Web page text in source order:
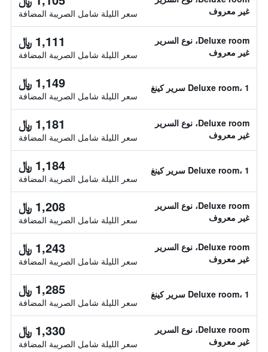
غير معروف
سعر الليلة شامل الصريبة المضافة
Deluxe room، نوع السرير
غير معروف
1,111 ﷼
سعر الليلة شامل الصريبة المضافة
Deluxe room، 1 سرير كينغ 1,149 ﷼
سعر الليلة شامل الصريبة المضافة
Deluxe room، نوع السرير
غير معروف
1,181 ﷼
سعر الليلة شامل الصريبة المضافة
Deluxe room، 1 سرير كينغ 1,184 ﷼
سعر الليلة شامل الصريبة المضافة
Deluxe room، نوع السرير
غير معروف
1,208 ﷼
سعر الليلة شامل الصريبة المضافة
Deluxe room، نوع السرير
غير معروف
1,243 ﷼
سعر الليلة شامل الصريبة المضافة
Deluxe room، 1 سرير كينغ 1,285 ﷼
سعر الليلة شامل الصريبة المضافة
Deluxe room، نوع السرير
غير معروف
1,330 ﷼
سعر الليلة شامل الصريبة المضافة